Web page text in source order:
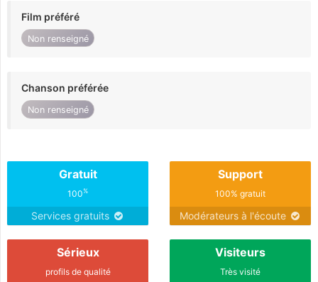
Film préféré
Non renseigné
Chanson préférée
Non renseigné
Gratuit
100%
Services gratuits
Support
100% gratuit
Modérateurs à l'écoute
Sérieux
profils de qualité
Visiteurs
Très visité